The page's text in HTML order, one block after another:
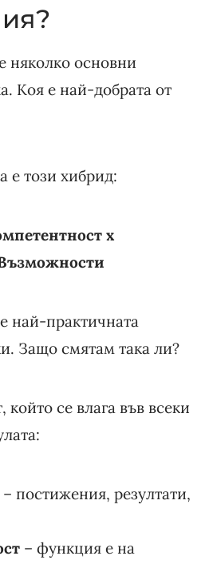
няколко основни
Коя е най-добрата от
е този хибрид:
x
най-практичната
Защо смятам така ли?
се влага във всеки
– постижения, резултати,
– функция е на